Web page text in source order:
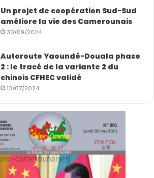
Un projet de coopération Sud-Sud
améliore la vie des Camerounais
30/09/2024
Autoroute Yaoundé-Douala phase
2 : le tracé de la variante 2 du
chinois CFHEC validé
13/07/2024